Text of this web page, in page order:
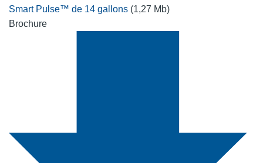
Smart Pulse™ de 14 gallons (1,27 Mb)
Brochure